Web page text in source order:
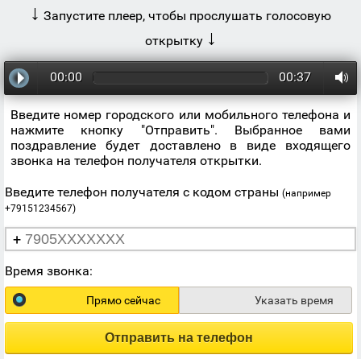
↓ Запустите плеер, чтобы прослушать голосовую
открытку ↓
00:00 00:37
Введите номер городского или мобильного телефона и
нажмите кнопку "Отправить". Выбранное вами
поздравление будет доставлено в виде входящего
звонка на телефон получателя открытки.
Введите телефон получателя с кодом страны (например
+79151234567)
+
Время звонка:
Прямо сейчас Указать время
Отправить на телефон